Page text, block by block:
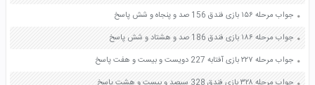
جواب مرحله ۱۵۶ بازی فندق 156 صد و پنجاه و شش پاسخ
جواب مرحله ۱۸۶ بازی فندق 186 صد و هشتاد و شش پاسخ
جواب مرحله ۲۲۷ بازی آفتابه 227 دویست و بیست و هفت پاسخ